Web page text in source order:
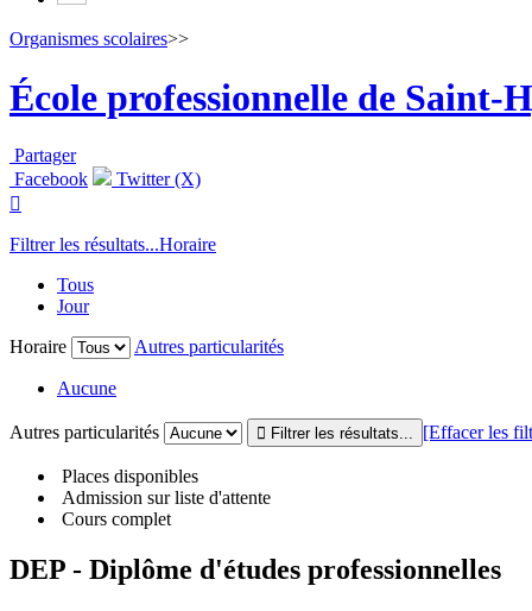
Organismes scolaires>>
École professionnelle de Saint-
Partager
Facebook
Twitter (X)

Filtrer les résultats...Horaire
Tous
Jour
Horaire
Autres particularités
Aucune
Autres particularités [Effacer les
Places disponibles
Admission sur liste d'attente
Cours complet
DEP - Diplôme d'études professionnelles